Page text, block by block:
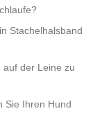
Stachelhalsband
auf der Leine zu
Sie Ihren Hund